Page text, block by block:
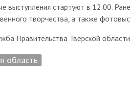
выступления стартуют в 12.00.
творчества, а также
Правительства Тверской области
область